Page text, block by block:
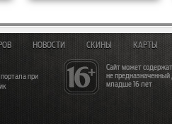
Сайт может
не
младше 16 лет
НОВОСТИ СКИНЫ КАРТЫ
при